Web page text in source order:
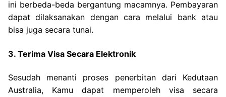
ini berbeda-beda bergantung macamnya. Pembayaran
dapat dilaksanakan dengan cara melalui bank atau
bisa juga secara tunai.
3. Terima Visa Secara Elektronik
Sesudah menanti proses penerbitan dari Kedutaan
Australia, Kamu dapat memperoleh visa secara